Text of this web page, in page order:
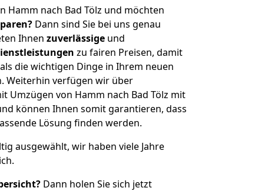
Hamm nach Bad Tölz und möchten
Dann sind Sie bei uns genau
Ihnen zuverlässige und
zu fairen Preisen, damit
die wichtigen Dinge in Ihrem neuen
Weiterhin verfügen wir über
Umzügen von Hamm nach Bad Tölz mit
können Ihnen somit garantieren, dass
Lösung finden werden.
ausgewählt, wir haben viele Jahre
Dann holen Sie sich jetzt